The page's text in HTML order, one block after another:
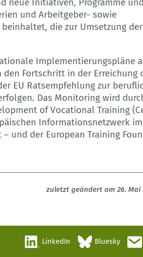
und Arbeitgeber- sowie
die zur Umsetzung
Implementierungspläne
Fortschritt in der Erreichung
EU Ratsempfehlung zur
Das Monitoring wird
of Vocational Training
Informationsnetzwerk
und der European Training
zuletzt geändert am 26. Mai
LinkedIn Bluesky